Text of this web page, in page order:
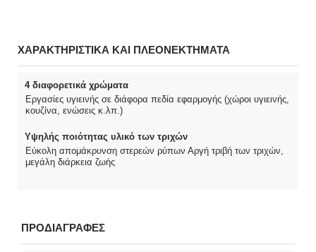
ΧΑΡΑΚΤΗΡΙΣΤΙΚΑ ΚΑΙ ΠΛΕΟΝΕΚΤΗΜΑΤΑ
4 διαφορετικά χρώματα
Εργασίες υγιεινής σε διάφορα πεδία εφαρμογής (χώροι υγιεινής,
κουζίνα, ενώσεις κ.λπ.)
Υψηλής ποιότητας υλικό των τριχών
Εύκολη απομάκρυνση στερεών ρύπων Αργή τριβή των τριχών,
μεγάλη διάρκεια ζωής
ΠΡΟΔΙΑΓΡΑΦΕΣ